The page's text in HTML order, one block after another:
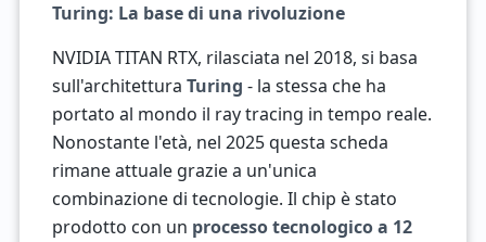
Turing: La base di una rivoluzione
NVIDIA TITAN RTX, rilasciata nel 2018, si basa
sull'architettura Turing - la stessa che ha
portato al mondo il ray tracing in tempo reale.
Nonostante l'età, nel 2025 questa scheda
rimane attuale grazie a un'unica
combinazione di tecnologie. Il chip è stato
prodotto con un processo tecnologico a 12